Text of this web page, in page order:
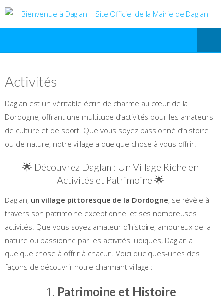
Activités
Daglan est un véritable écrin de charme au cœur de la
Dordogne, offrant une multitude d’activités pour les amateurs
de culture et de sport. Que vous soyez passionné d’histoire
ou de nature, notre village a quelque chose à vous offrir.
🌟 Découvrez Daglan : Un Village Riche en
Activités et Patrimoine 🌟
Daglan, un village pittoresque de la Dordogne, se révèle à
travers son patrimoine exceptionnel et ses nombreuses
activités. Que vous soyez amateur d’histoire, amoureux de la
nature ou passionné par les activités ludiques, Daglan a
quelque chose à offrir à chacun. Voici quelques-unes des
façons de découvrir notre charmant village :
1. Patrimoine et Histoire